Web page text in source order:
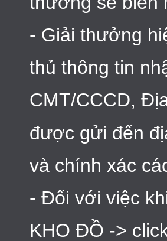
- Giải thưởng
thủ thông tin
CMT/CCCD,
được gửi đến
và chính xác
- Đối với việc
KHO ĐỒ ->